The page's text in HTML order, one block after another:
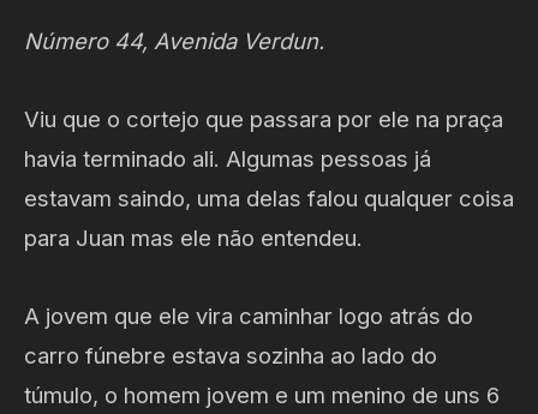
Número 44, Avenida Verdun.
Viu que o cortejo que passara por ele na praça
havia terminado ali. Algumas pessoas já
estavam saindo, uma delas falou qualquer coisa
para Juan mas ele não entendeu.
A jovem que ele vira caminhar logo atrás do
carro fúnebre estava sozinha ao lado do
túmulo, o homem jovem e um menino de uns 6